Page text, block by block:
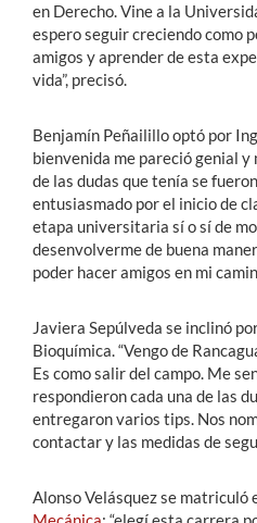
en Derecho. Vine a la
espero seguir creciendo como
amigos y aprender de esta
vida”, precisó.
Benjamín Peñailillo optó por
bienvenida me pareció genial y
de las dudas que tenía se
entusiasmado por el inicio de
etapa universitaria sí o sí de
desenvolverme de buena
poder hacer amigos en mi
Javiera Sepúlveda se inclinó
Bioquímica. “Vengo de
Es como salir del campo. Me
respondieron cada una de las
entregaron varios tips. Nos
contactar y las medidas de
Alonso Velásquez se matriculó